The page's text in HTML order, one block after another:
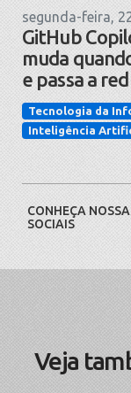
segunda-feira,
GitHub
muda
e passa a
Tecnologia da
Inteligência
CONHEÇA
SOCIAIS
Veja